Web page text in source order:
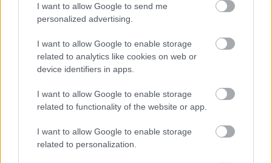
I want to allow Google to send me
personalized advertising.
I want to allow Google to enable storage
related to analytics like cookies on web or
device identifiers in apps.
I want to allow Google to enable storage
related to functionality of the website or app.
I want to allow Google to enable storage
related to personalization.
Ha ezt érzed evés után, a szervezeted fontos dologra
próbál figyelmeztetni